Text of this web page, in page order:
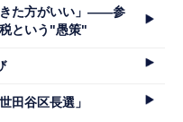
きた方がいい」――参
という"愚策"
田谷区長選」